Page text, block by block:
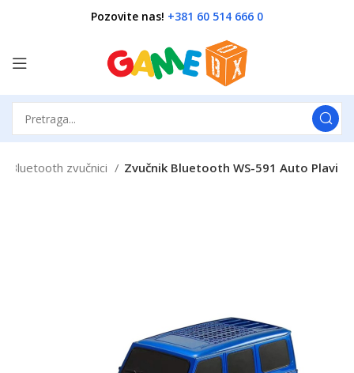
Pozovite nas! +381 60 514 666 0
Bluetooth zvučnici Zvučnik Bluetooth WS-591 Auto Plavi